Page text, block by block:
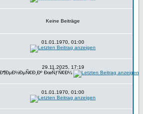
Keine Beiträge
01.01.1970, 01:00
29.11.2025, 17:19
ÐœÑƒÑ€Ð¼
01.01.1970, 01:00